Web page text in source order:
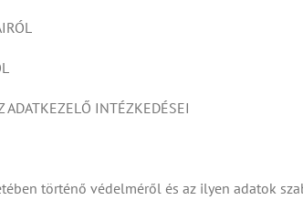
ADATKEZELŐ INTÉZKEDÉSEI
történő védelméről és az ilyen adatok